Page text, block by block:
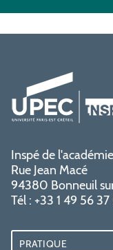
Inspé de
Rue Jean Macé
94380 Bonneuil
Tél : +33 1 49 56
PRATIQUE